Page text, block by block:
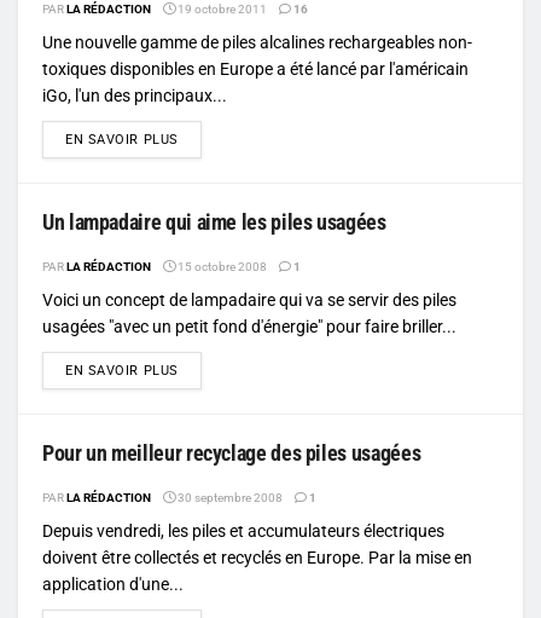
PARLA RÉDACTION 19 octobre 2011 16
Une nouvelle gamme de piles alcalines rechargeables non-
toxiques disponibles en Europe a été lancé par l'américain
iGo, l'un des principaux...
EN SAVOIR PLUS
Un lampadaire qui aime les piles usagées
PARLA RÉDACTION 15 octobre 2008 1
Voici un concept de lampadaire qui va se servir des piles
usagées "avec un petit fond d'énergie" pour faire briller...
EN SAVOIR PLUS
Pour un meilleur recyclage des piles usagées
PARLA RÉDACTION 30 septembre 2008 1
Depuis vendredi, les piles et accumulateurs électriques
doivent être collectés et recyclés en Europe. Par la mise en
application d'une...